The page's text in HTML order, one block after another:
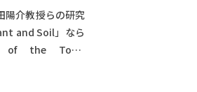
陽介教授らの研究
and Soil」なら
the Total